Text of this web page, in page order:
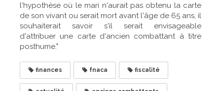
l'hypothèse où le mari n'aurait pas obtenu la carte
de son vivant ou serait mort avant l'âge de 65 ans, il
souhaiterait savoir s'il serait envisageable
d'attribuer une carte d'ancien combattant à titre
posthume."
finances fnaca fiscalité